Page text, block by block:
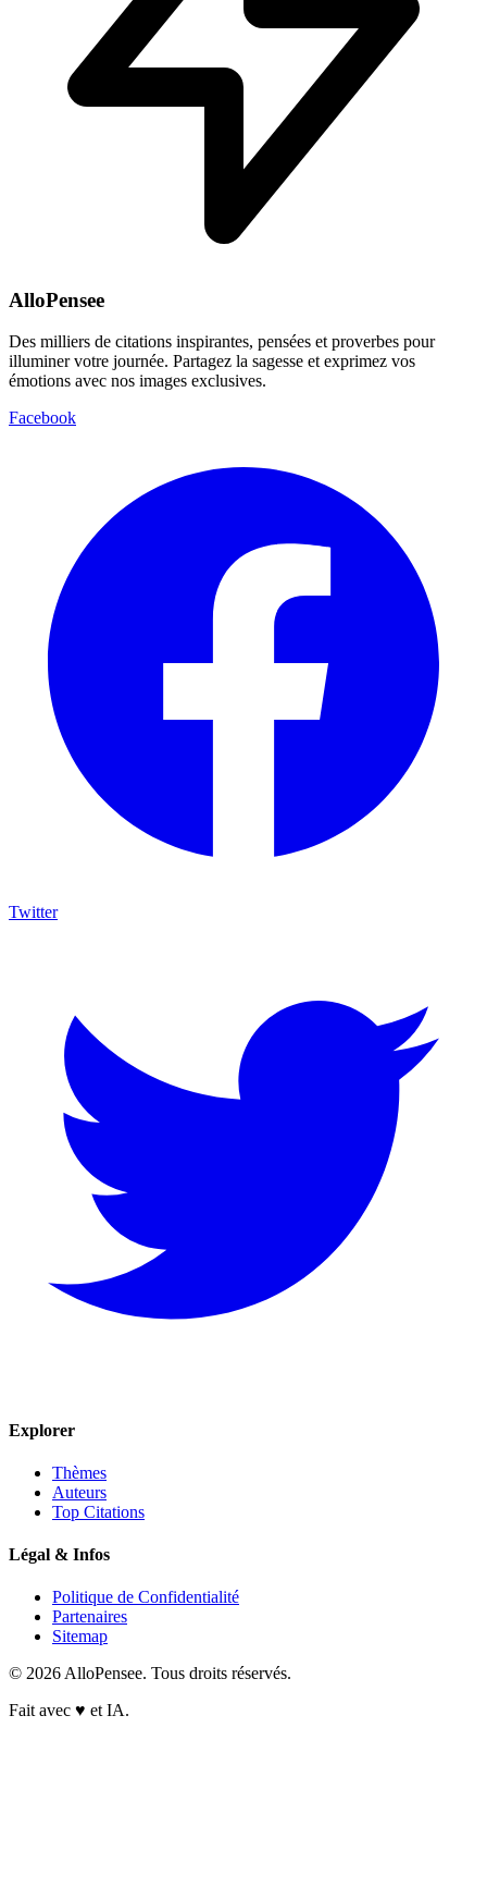
AlloPensee
Des milliers de citations inspirantes, pensées et proverbes pour
illuminer votre journée. Partagez la sagesse et exprimez vos
émotions avec nos images exclusives.
Facebook
Twitter
Explorer
Thèmes
Auteurs
Top Citations
Légal & Infos
Politique de Confidentialité
Partenaires
Sitemap
© 2026 AlloPensee. Tous droits réservés.
Fait avec ♥ et IA.